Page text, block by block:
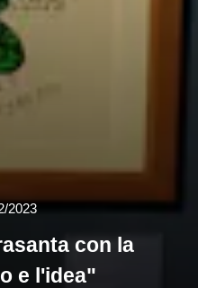
2023
con la
e l'idea"